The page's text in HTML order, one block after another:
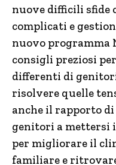
nuove difficili sfide
complicati e
nuovo programma
consigli preziosi
differenti di
risolvere quelle
anche il rapporto
genitori a mettersi
per migliorare il
familiare e